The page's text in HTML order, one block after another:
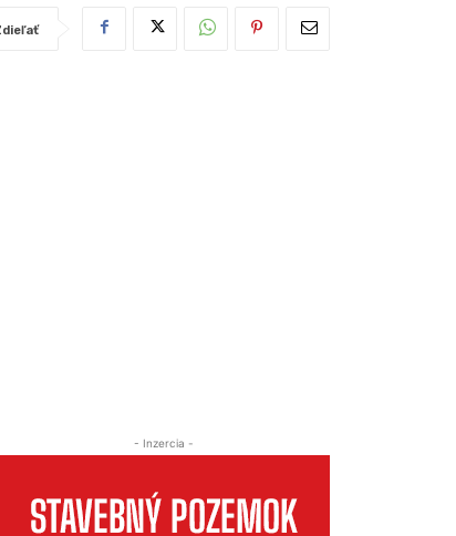
- Inzercia -